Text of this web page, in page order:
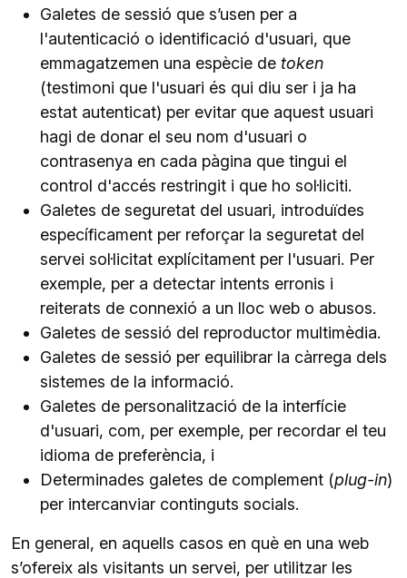
Galetes de sessió que s’usen per a
l'autenticació o identificació d'usuari, que
emmagatzemen una espècie de token
(testimoni que l'usuari és qui diu ser i ja ha
estat autenticat) per evitar que aquest usuari
hagi de donar el seu nom d'usuari o
contrasenya en cada pàgina que tingui el
control d'accés restringit i que ho sol·liciti.
Galetes de seguretat del usuari, introduïdes
específicament per reforçar la seguretat del
servei sol·licitat explícitament per l'usuari. Per
exemple, per a detectar intents erronis i
reiterats de connexió a un lloc web o abusos.
Galetes de sessió del reproductor multimèdia.
Galetes de sessió per equilibrar la càrrega dels
sistemes de la informació.
Galetes de personalització de la interfície
d'usuari, com, per exemple, per recordar el teu
idioma de preferència, i
Determinades galetes de complement (plug-in)
per intercanviar continguts socials.
En general, en aquells casos en què en una web
s’ofereix als visitants un servei, per utilitzar les